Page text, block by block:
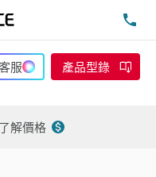
服 產品型錄
了解價格